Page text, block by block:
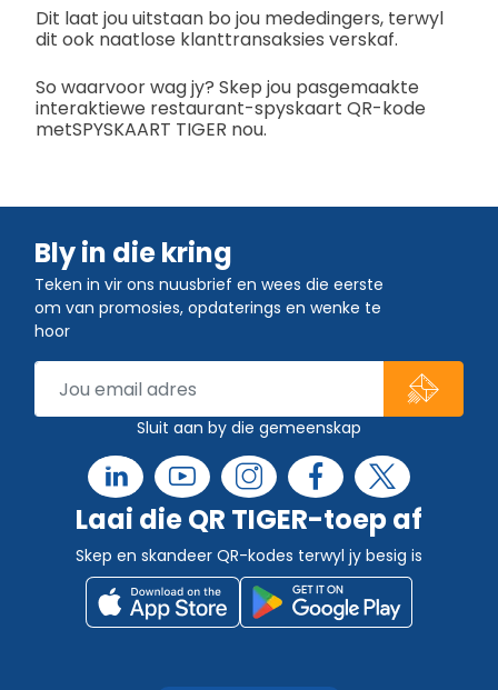
Dit laat jou uitstaan bo jou mededingers, terwyl
dit ook naatlose klanttransaksies verskaf.
So waarvoor wag jy? Skep jou pasgemaakte
interaktiewe restaurant-spyskaart QR-kode
metSPYSKAART TIGER nou.
Bly in die kring
Teken in vir ons nuusbrief en wees die eerste
om van promosies, opdaterings en wenke te
hoor
Sluit aan by die gemeenskap
Laai die QR TIGER-toep af
Skep en skandeer QR-kodes terwyl jy besig is